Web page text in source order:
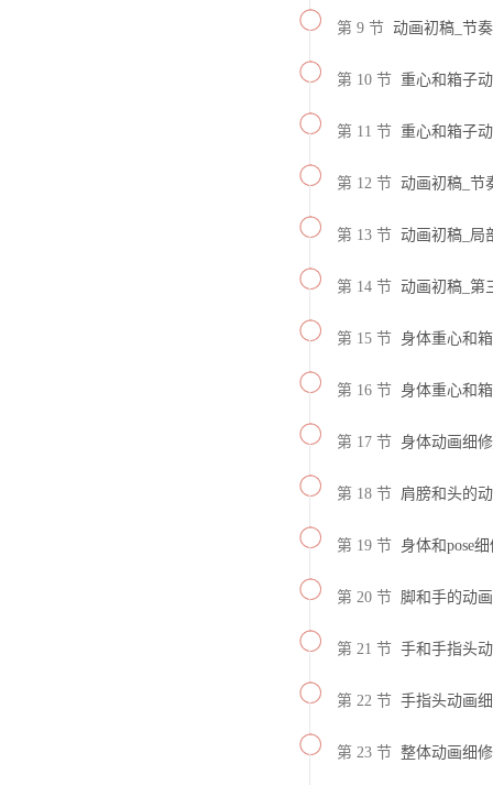
第 9 节 动画初稿_节
第 10 节 重心和箱子
第 11 节 重心和箱子
第 12 节 动画初稿_节
第 13 节 动画初稿_局
第 14 节 动画初稿_第
第 15 节 身体重心和
第 16 节 身体重心和
第 17 节 身体动画细
第 18 节 肩膀和头的
第 19 节 身体和pose
第 20 节 脚和手的动
第 21 节 手和手指头
第 22 节 手指头动画
第 23 节 整体动画细